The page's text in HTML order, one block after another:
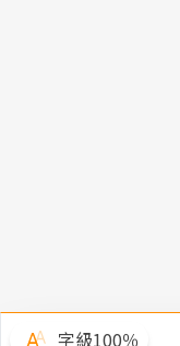
字級100％